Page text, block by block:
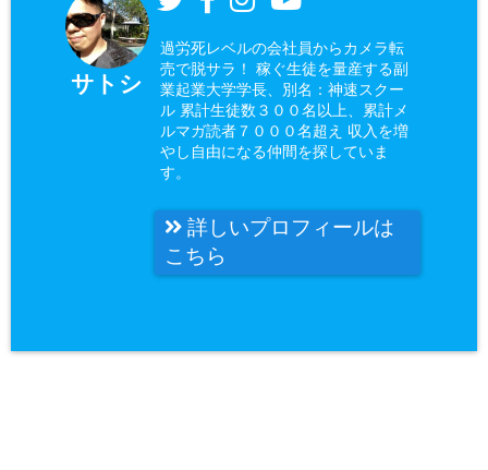
サトシ
過労死レベルの会社員からカメラ転
売で脱サラ！ 稼ぐ生徒を量産する副
業起業大学学長、別名：神速スクー
ル 累計生徒数３００名以上、累計メ
ルマガ読者７０００名超え 収入を増
やし自由になる仲間を探していま
す。
詳しいプロフィールは
こちら